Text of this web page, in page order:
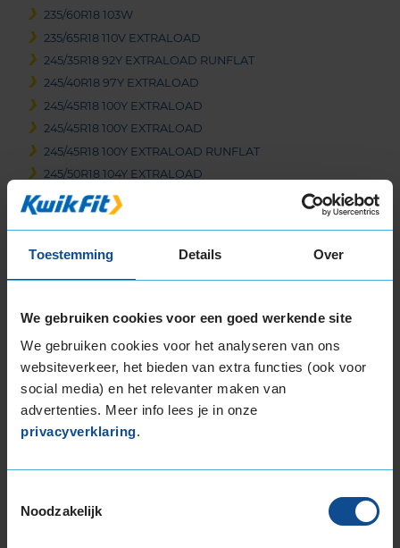
Toestemming Details Over
We gebruiken cookies voor een goed werkende site
We gebruiken cookies voor het analyseren van ons
websiteverkeer, het bieden van extra functies (ook voor
social media) en het relevanter maken van
advertenties. Meer info lees je in onze
privacyverklaring.
Noodzakelijk
235/60R18 103W
235/65R18 110V EXTRALOAD
245/35R18 92Y EXTRALOAD RUNFLAT
245/40R18 97Y EXTRALOAD
245/45R18 100Y EXTRALOAD
245/45R18 100Y EXTRALOAD
245/45R18 100Y EXTRALOAD RUNFLAT
245/50R18 104Y EXTRALOAD
255/35R18 94Y EXTRALOAD
255/40R18 99Y EXTRALOAD
255/40R18 99Y EXTRALOAD RUNFLAT
255/45R18 103Y EXTRALOAD
255/50R18 106Y EXTRALOAD
255/55R18 105T
255/55R18 109Y EXTRALOAD
265/40R18 101Y EXTRALOAD
275/40R18 103Y EXTRALOAD